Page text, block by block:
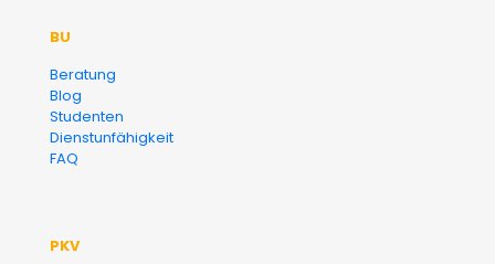
BU
Beratung
Blog
Studenten
Dienstunfähigkeit
FAQ
PKV